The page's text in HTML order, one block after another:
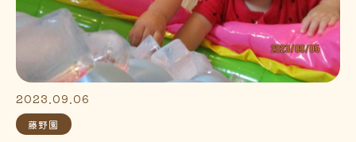
2023.09.06
藤野園